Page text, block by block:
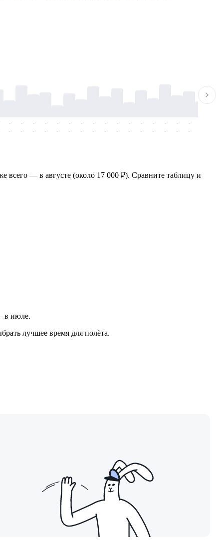
-
-
-
-
-
-
-
-
-
-
-
-
-
-
-
-
-
-
-
-
-
-
-
-
-
-
-
-
-
-
-
-
всего — в августе (около 17 000 ₽). Сравните таблицу и
в июле.
лучшее время для полёта.